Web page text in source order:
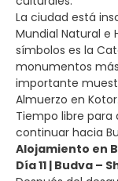
La ciudad está
Mundial Natural e
símbolos es la
monumentos
importante
Almuerzo en Kotor.
Tiempo libre
continuar hacia
Alojamiento en
Día 11 | Budva –